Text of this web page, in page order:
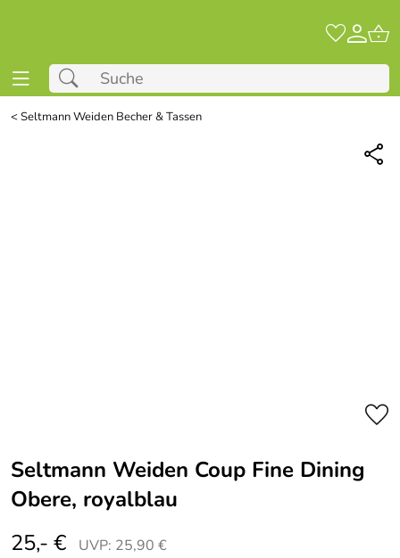
<Seltmann Weiden Becher & Tassen
Seltmann Weiden Coup Fine Dining
Obere, royalblau
25,- €
UVP: 25,90 €